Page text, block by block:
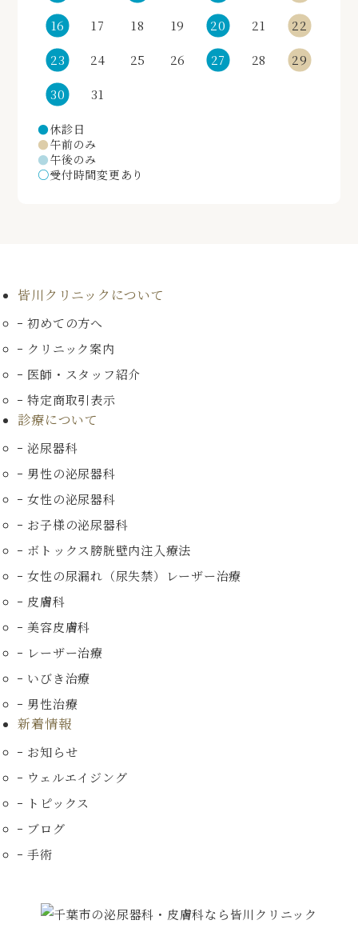
16 17 18 19 20 21 22
23 24 25 26 27 28 29
30 31
●休診日
●午前のみ
●午後のみ
○受付時間変更あり
皆川クリニックについて
初めての方へ
クリニック案内
医師・スタッフ紹介
特定商取引表示
診療について
泌尿器科
男性の泌尿器科
女性の泌尿器科
お子様の泌尿器科
ボトックス膀胱壁内注入療法
女性の尿漏れ（尿失禁）
レーザー治療
皮膚科
美容皮膚科
レーザー治療
いびき治療
男性治療
新着情報
お知らせ
ウェルエイジング
トピックス
ブログ
手術